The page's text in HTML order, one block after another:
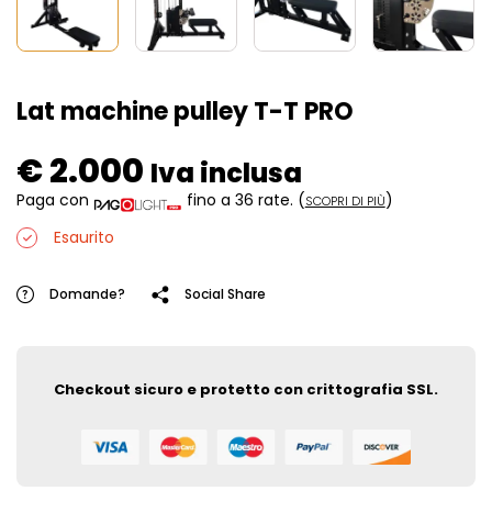
Lat machine pulley T-T PRO
€2.000 Iva inclusa
Paga con fino a 36 rate. (SCOPRI DI PIÙ)
Esaurito
Domande? Social Share
Checkout sicuro e protetto con crittografia SSL.